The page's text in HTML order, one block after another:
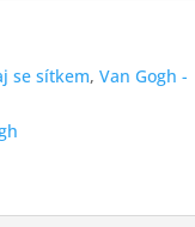
se sítkem,Van Gogh -